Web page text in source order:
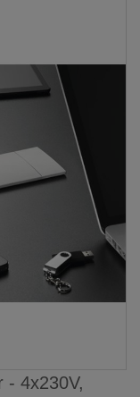
- 4x230V,